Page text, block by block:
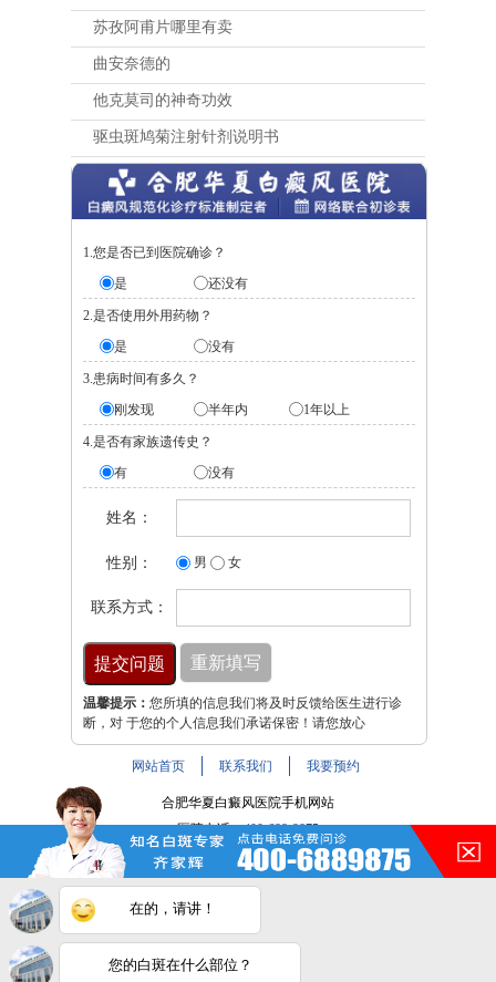
苏孜阿甫片哪里有卖
曲安奈德的
他克莫司的神奇功效
驱虫斑鸠菊注射针剂说明书
1.您是否已到医院确诊？
是
还没有
2.是否使用外用药物？
是
没有
3.患病时间有多久？
刚发现
半年内 1年以上
4.是否有家族遗传史？
有
没有
姓名：
性别： 男 女
联系方式：
温馨提示： 您所填的信息我们将及时反馈给医生进行诊
断，对 于您的个人信息我们承诺保密！请您放心
网站首页 联系我们 我要预约
合肥华夏白癜风医院手机网站
医院电话：400-688-9875
医院地址：合肥市铜陵路与裕溪路交叉路口
注：本网站信息仅供参考，不能作为诊断及医疗依据，服用
药物或进行治疗时请遵医嘱。如有转载或引用文章涉及版权
问题，请与我们联系。
皖ICP备16014022号-9
在的，请讲！
您的白斑在什么部位？